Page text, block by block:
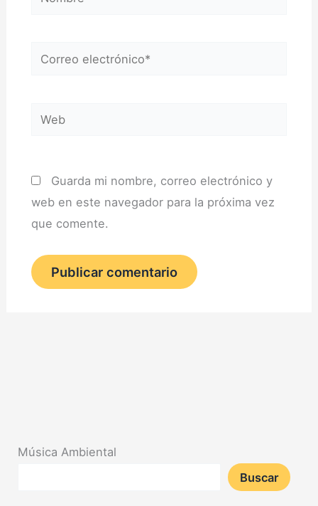
Correo
Web
Guarda mi nombre, correo electrónico y
web en este navegador para la próxima vez
que comente.
Música Ambiental
Buscar